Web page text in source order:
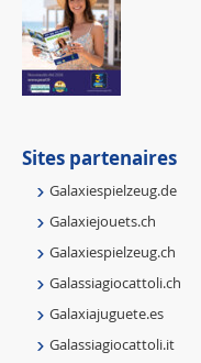
Sites partenaires
Galaxiespielzeug.de
Galaxiejouets.ch
Galaxiespielzeug.ch
Galassiagiocattoli.ch
Galaxiajuguete.es
Galassiagiocattoli.it